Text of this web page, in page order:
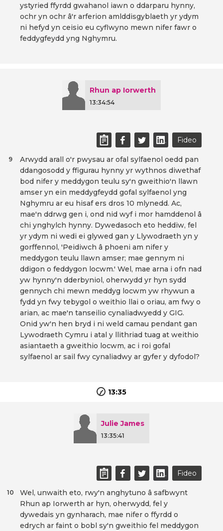
ystyried ffyrdd gwahanol iawn o ddarparu hynny,
ochr yn ochr â'r arferion amlddisgyblaeth yr ydym
ni hefyd yn ceisio eu cyflwyno mewn nifer fawr o
feddygfeydd yng Nghymru.
Rhun ap Iorwerth
13:34:54
Fideo
Arwydd arall o'r pwysau ar ofal sylfaenol oedd pan
ddangosodd y ffigurau hynny yr wythnos diwethaf
bod nifer y meddygon teulu sy'n gweithio'n llawn
amser yn ein meddygfeydd gofal sylfaenol yng
Nghymru ar eu hisaf ers dros 10 mlynedd. Ac,
mae'n ddrwg gen i, ond nid wyf i mor hamddenol â
chi ynghylch hynny. Dywedasoch eto heddiw, fel
yr ydym ni wedi ei glywed gan y Llywodraeth yn y
gorffennol, 'Peidiwch â phoeni am nifer y
meddygon teulu llawn amser; mae gennym ni
ddigon o feddygon locwm.' Wel, mae arna i ofn nad
yw hynny'n dderbyniol, oherwydd yr hyn sydd
gennych chi mewn meddyg locwm yw rhywun a
fydd yn fwy tebygol o weithio llai o oriau, am fwy o
arian, ac mae'n tanseilio cynaliadwyedd y GIG.
Onid yw'n hen bryd i ni weld camau pendant gan
Lywodraeth Cymru i atal y llithriad tuag at weithio
asiantaeth a gweithio locwm, ac i roi gofal
sylfaenol ar sail fwy cynaliadwy ar gyfer y dyfodol?
9
13:35
Julie James
13:35:41
Fideo
Wel, unwaith eto, rwy'n anghytuno â safbwynt
Rhun ap Iorwerth ar hyn, oherwydd, fel y
dywedais yn gynharach, mae nifer o ffyrdd o
edrych ar faint o bobl sy'n gweithio fel meddygon
10